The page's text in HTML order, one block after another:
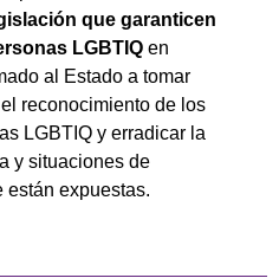
que garanticen
LGBTIQ en
al Estado a tomar
reconocimiento de los
LGBTIQ y erradicar la
y situaciones de
expuestas.